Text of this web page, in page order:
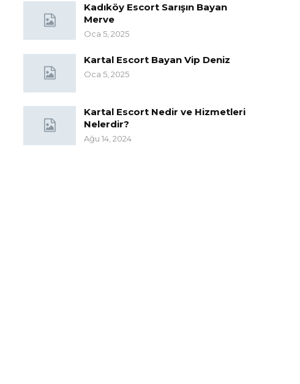
Kadıköy Escort Sarışın Bayan
Merve
Oca 5, 2025
Kartal Escort Bayan Vip Deniz
Oca 5, 2025
Kartal Escort Nedir ve Hizmetleri
Nelerdir?
Ağu 14, 2024